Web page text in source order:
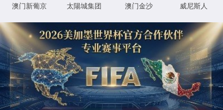
详细错误信息:
模块 IIS Web Core
通知
MapRequestHan
dler
处理程
序
StaticFile
错误代
码
0x80070002
请求的
URL
http://:80/news/hyxw/862.html
物理路
径
D:\wwwroot\tronkkdl2\wwwroot\news
\hyxw\862.html
法
登录用
户
匿名